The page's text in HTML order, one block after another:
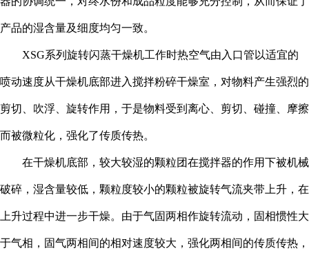
产品的湿含量及细度均匀一致。
XSG系列旋转闪蒸干燥机工作时热空气由入口管以适宜的
喷动速度从干燥机底部进入搅拌粉碎干燥室，对物料产生强烈的
剪切、吹浮、旋转作用，于是物料受到离心、剪切、碰撞、摩擦
而被微粒化，强化了传质传热。
在干燥机底部，较大较湿的颗粒团在搅拌器的作用下被机械
破碎，湿含量较低，颗粒度较小的颗粒被旋转气流夹带上升，在
上升过程中进一步干燥。由于气固两相作旋转流动，固相惯性大
于气相，固气两相间的相对速度较大，强化两相间的传质传热，